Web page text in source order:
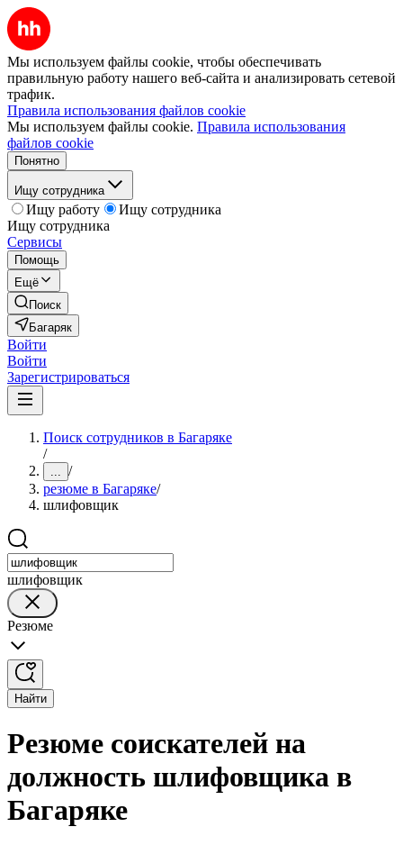
Мы используем файлы cookie, чтобы обеспечивать
правильную работу нашего веб-сайта и анализировать сетевой
трафик.
Правила использования файлов cookie
Мы используем файлы cookie. Правила использования
файлов cookie
Понятно
Ищу сотрудника
Ищу работу
Ищу сотрудника
Ищу сотрудника
Сервисы
Помощь
Ещё
Поиск
Багаряк
Войти
Войти
Зарегистрироваться
Поиск сотрудников в Багаряке
/
... /
резюме в Багаряке/
шлифовщик
шлифовщик
Резюме
Найти
Резюме соискателей на
должность шлифовщика в
Багаряке